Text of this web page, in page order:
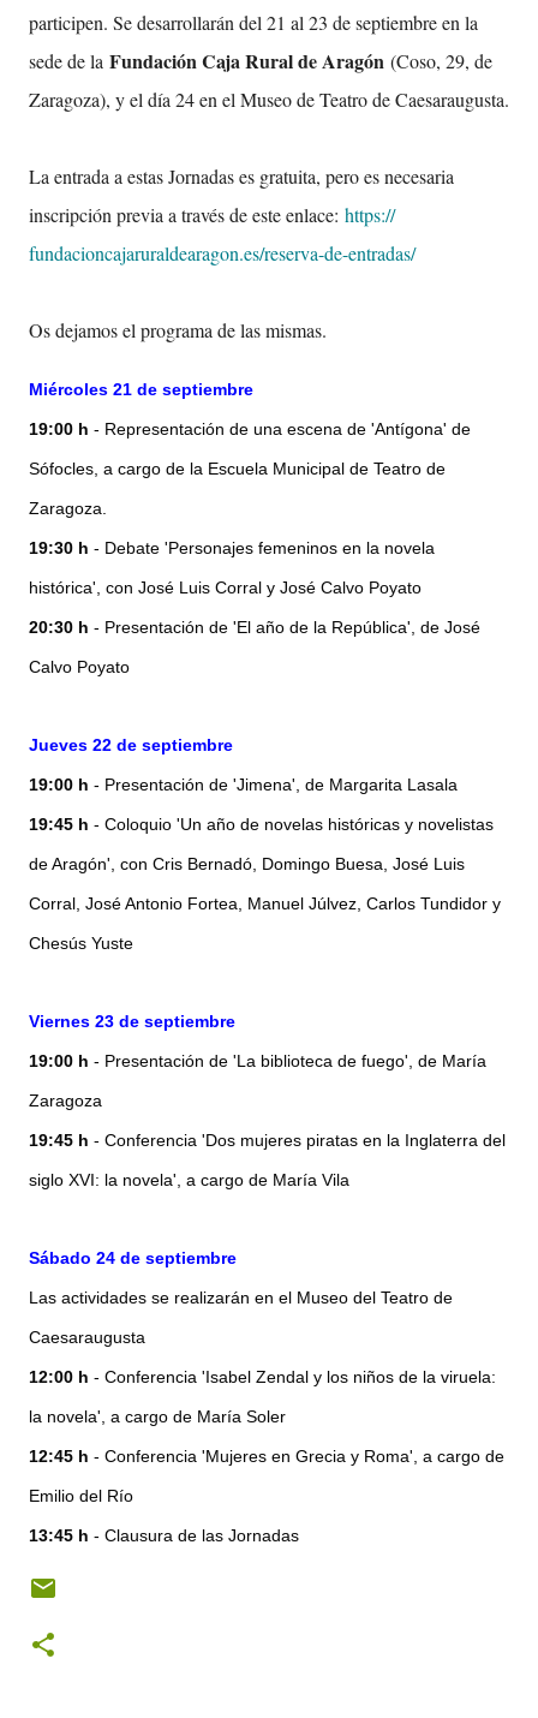
participen. Se desarrollarán del 21 al 23 de septiembre en la
sede de la Fundación Caja Rural de Aragón (Coso, 29, de
Zaragoza), y el día 24 en el Museo de Teatro de Caesaraugusta.
La entrada a estas Jornadas es gratuita, pero es necesaria
inscripción previa a través de este enlace: https://
fundacioncajaruraldearagon.es/reserva-de-entradas/
Os dejamos el programa de las mismas.
Miércoles 21 de septiembre
19:00 h - Representación de una escena de 'Antígona' de
Sófocles, a cargo de la Escuela Municipal de Teatro de
Zaragoza.
19:30 h - Debate 'Personajes femeninos en la novela
histórica', con José Luis Corral y José Calvo Poyato
20:30 h - Presentación de 'El año de la República', de José
Calvo Poyato
Jueves 22 de septiembre
19:00 h - Presentación de 'Jimena', de Margarita Lasala
19:45 h - Coloquio 'Un año de novelas históricas y novelistas
de Aragón', con Cris Bernadó, Domingo Buesa, José Luis
Corral, José Antonio Fortea, Manuel Júlvez, Carlos Tundidor y
Chesús Yuste
Viernes 23 de septiembre
19:00 h - Presentación de 'La biblioteca de fuego', de María
Zaragoza
19:45 h - Conferencia 'Dos mujeres piratas en la Inglaterra del
siglo XVI: la novela', a cargo de María Vila
Sábado 24 de septiembre
Las actividades se realizarán en el Museo del Teatro de
Caesaraugusta
12:00 h - Conferencia 'Isabel Zendal y los niños de la viruela:
la novela', a cargo de María Soler
12:45 h - Conferencia 'Mujeres en Grecia y Roma', a cargo de
Emilio del Río
13:45 h - Clausura de las Jornadas